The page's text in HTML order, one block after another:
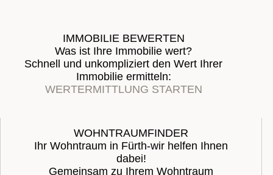
IMMOBILIE BEWERTEN
Was ist Ihre Immobilie wert?
Schnell und unkompliziert den Wert Ihrer
Immobilie ermitteln:
WERTERMITTLUNG STARTEN
WOHNTRAUMFINDER
Ihr Wohntraum in Fürth-wir helfen Ihnen
dabei!
Gemeinsam zu Ihrem Wohntraum